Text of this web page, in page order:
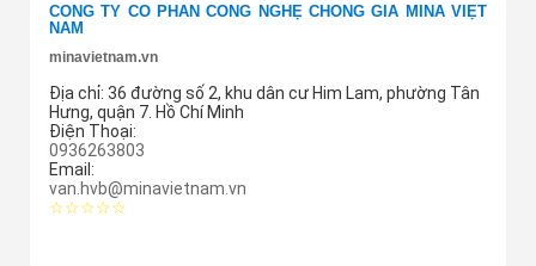
CÔNG TY CỔ PHẦN CÔNG NGHỆ CHỐNG GIẢ MINA VIỆT
NAM
minavietnam.vn
Địa chỉ: 36 đường số 2, khu dân cư Him Lam, phường Tân
Hưng, quận 7. Hồ Chí Minh
Điện Thoại:
0936263803
Email:
van.hvb@minavietnam.vn
☆☆☆☆☆